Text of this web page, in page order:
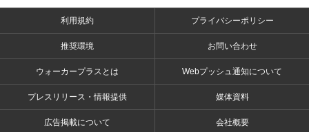
利用規約 プライバシーポリシー
推奨環境 お問い合わせ
ウォーカープラスとは Webプッシュ通知について
プレスリリース・情報提供 媒体資料
広告掲載について 会社概要